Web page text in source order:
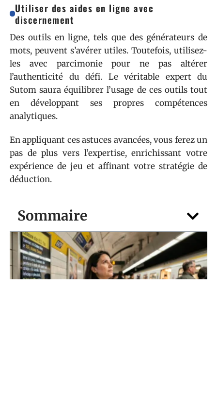
Sommaire
Utiliser des aides en ligne avec
discernement
Des outils en ligne, tels que des générateurs de
mots, peuvent s’avérer utiles. Toutefois, utilisez-
les avec parcimonie pour ne pas altérer
l’authenticité du défi. Le véritable expert du
Sutom saura équilibrer l’usage de ces outils tout
en développant ses propres compétences
analytiques.
En appliquant ces astuces avancées, vous ferez un
pas de plus vers l’expertise, enrichissant votre
expérience de jeu et affinant votre stratégie de
déduction.